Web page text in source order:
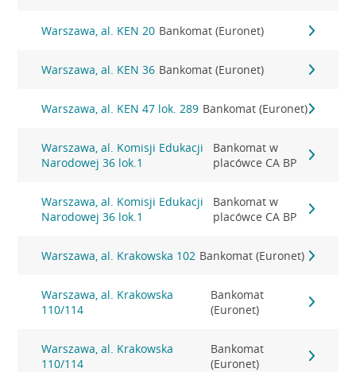
Warszawa, al. KEN 20 Bankomat (Euronet)
Warszawa, al. KEN 36 Bankomat (Euronet)
Warszawa, al. KEN 47 lok. 289 Bankomat (Euronet)
Warszawa, al. Komisji Edukacji
Narodowej 36 lok.1
Bankomat w
placówce CA BP
Warszawa, al. Komisji Edukacji
Narodowej 36 lok.1
Bankomat w
placówce CA BP
Warszawa, al. Krakowska 102 Bankomat (Euronet)
Warszawa, al. Krakowska
110/114
Bankomat
(Euronet)
Warszawa, al. Krakowska
110/114
Bankomat
(Euronet)